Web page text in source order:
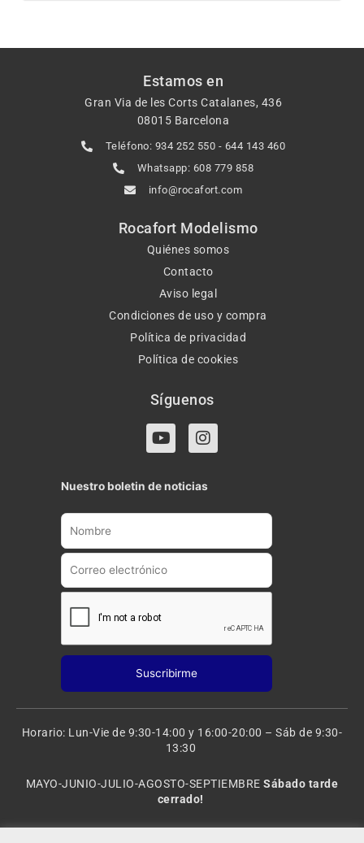
Estamos en
Gran Via de les Corts Catalanes, 436
08015 Barcelona
Teléfono: 934 252 550 - 644 143 460
Whatsapp: 608 779 858
info@rocafort.com
Rocafort Modelismo
Quiénes somos
Contacto
Aviso legal
Condiciones de uso y compra
Política de privacidad
Política de cookies
Síguenos
Y
o
t
u
b
I
n
t
a
g
a
Nuestro boletin de noticias
Horario: Lun-Vie de 9:30-14:00 y 16:00-20:00 – Sáb de 9:30-
13:30
MAYO-JUNIO-JULIO-AGOSTO-SEPTIEMBRESábado tarde
cerrado!